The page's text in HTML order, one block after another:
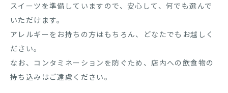
スイーツを準備していますので、安心して、何でも選んで
いただけます。
アレルギーをお持ちの方はもちろん、どなたでもお越しく
ださい。
なお、コンタミネーションを防ぐため、店内への飲食物の
持ち込みはご遠慮ください。